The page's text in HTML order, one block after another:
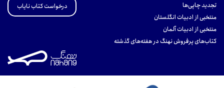
تجدید چاپی‌ها
منتخبی از ادبیات انگلستان
منتخبی از ادبیات آلمان
کتاب‌های پرفروش نهنگ در هفته‌های گذشته
درخواست کتاب نایاب